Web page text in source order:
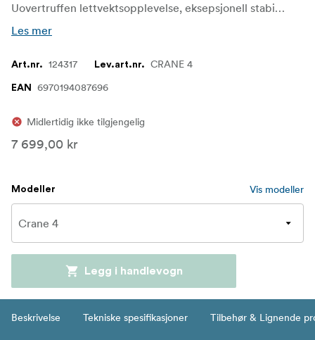
Uovertruffen lettvektsopplevelse, eksepsjonell stabilitet og kraftig nyttelastkapasitet. Takket være lengre armlengde, sterkere motorer og utvidet hurtigkoblingsplate kan Crane 4 enkelt og sikkert brukes til fullformat speilreflekskameraer og kompakte filmkameraer. Slipp løs full kraft uten at det går på bekostning av portabiliteten.
Les mer
Art.nr. 124317 Lev.art.nr. CRANE 4
EAN 6970194087696
Midlertidig ikke tilgjengelig
7 699,00 kr
Modeller Vis modeller
Legg i handlevogn
Beskrivelse Tekniske spesifikasjoner Tilbehør & Lignende